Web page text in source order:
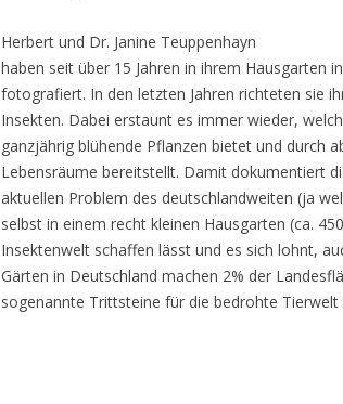
Herbert und Dr. Janine Teuppenhayn
haben seit über 15 Jahren in ihrem Hausgarten
fotografiert. In den letzten Jahren richteten sie
Insekten. Dabei erstaunt es immer wieder,
ganzjährig blühende Pflanzen bietet und durch
Lebensräume bereitstellt. Damit dokumentiert
aktuellen Problem des deutschlandweiten (ja
selbst in einem recht kleinen Hausgarten (ca.
Insektenwelt schaffen lässt und es sich lohnt,
Gärten in Deutschland machen 2% der
sogenannte Trittsteine für die bedrohte Tierwelt